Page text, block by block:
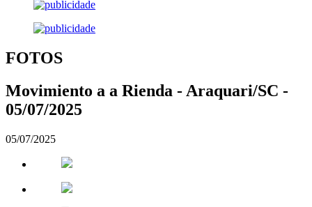
FOTOS
Movimiento a a Rienda - Araquari/SC -
05/07/2025
05/07/2025